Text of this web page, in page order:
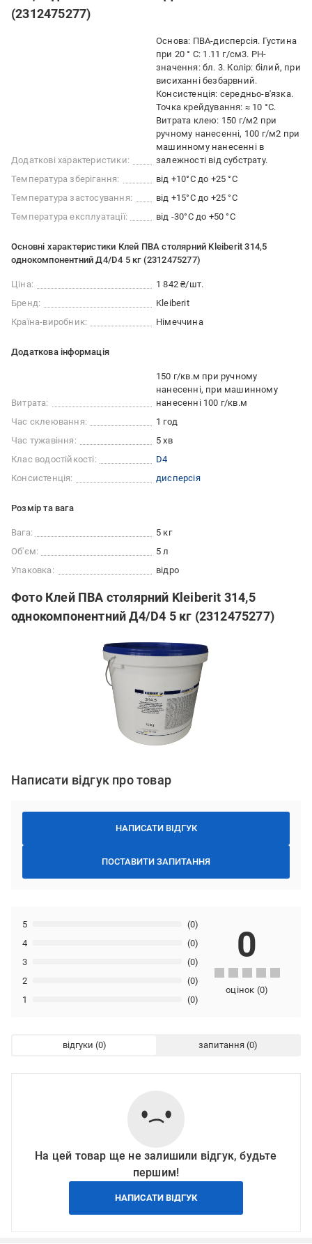
(2312475277)
Додаткові характеристики:
Основа: ПВА-дисперсія. Густина
при 20 ° C: 1.11 г/см3. PH-
значення: бл. 3. Колір: білий, при
висиханні безбарвний.
Консистенція: середньо-в'язка.
Точка крейдування: ≈ 10 °C.
Витрата клею: 150 г/м2 при
ручному нанесенні, 100 г/м2 при
машинному нанесенні в
залежності від субстрату.
Температура зберігання:
від +10°C до +25 °C
Температура застосування:
від +15°C до +25 °С
Температура експлуатації:
від -30°C до +50 °C
Основні характеристики Клей ПВА столярний Kleiberit 314,5
однокомпонентний Д4/D4 5 кг (2312475277)
Ціна:
1 842 ₴/шт.
Бренд:
Kleiberit
Країна-виробник:
Німеччина
Додаткова інформація
Витрата:
150 г/кв.м при ручному
нанесенні, при машинному
нанесенні 100 г/кв.м
Час склеювання:
1 год
Час тужавіння:
5 хв
Клас водостійкості:
D4
Консистенція:
дисперсія
Розмір та вага
Вага:
5 кг
Об'єм:
5 л
Упаковка:
відро
Фото Клей ПВА столярний Kleiberit 314,5
однокомпонентний Д4/D4 5 кг (2312475277)
Написати відгук про товар
НАПИСАТИ ВІДГУК
ПОСТАВИТИ ЗАПИТАННЯ
1 (0)
2 (0)
3 (0)
4 (0)
5 (0)
0
оцінок (0)
відгуки запитання
На цей товар ще не залишили відгук, будьте
першим!
НАПИСАТИ ВІДГУК